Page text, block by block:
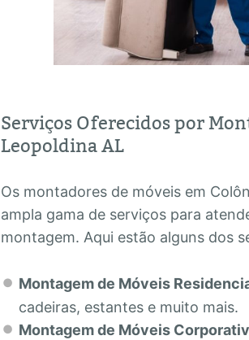
Serviços Oferecidos por
Leopoldina AL
Os montadores de móveis em
ampla gama de serviços para
montagem. Aqui estão alguns dos
Montagem de Móveis
cadeiras, estantes e muito mais.
Montagem de Móveis